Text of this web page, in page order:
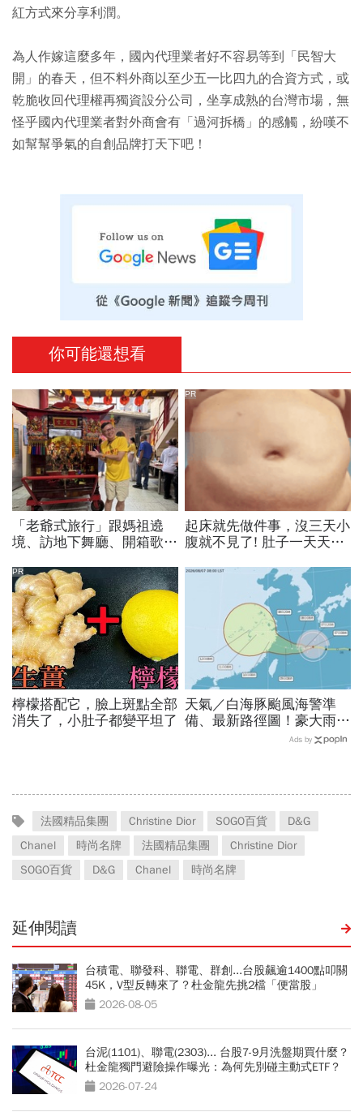
紅方式來分享利潤。
為人作嫁這麼多年，國內代理業者好不容易等到「民智大
開」的春天，但不料外商以至少五一比四九的合資方式，或
乾脆收回代理權再獨資設分公司，坐享成熟的台灣市場，無
怪乎國內代理業者對外商會有「過河拆橋」的感觸，紛嘆不
如幫幫爭氣的自創品牌打天下吧！
你可能還想看
「老爺式旅行」跟媽祖遶
境、訪地下舞廳、開箱歌劇
沈方正：台灣旅行有很多可
能
起床就先做件事，沒三天小
腹就不見了! 肚子一天天變
PR
檸檬搭配它，臉上斑點全部
消失了，小肚子都變平坦了
PR
天氣／白海豚颱風海警準
備、最新路徑圖！豪大雨紫
爆區、影響時間曝光，8/8
Ads by
法國精品集團 Christine Dior SOGO百貨
D&G
Chanel
時尚名牌 法國精品集團
Christine Dior
SOGO百貨
D&G Chanel 時尚名牌
延伸閱讀
台積電、聯發科、聯電、群創...台股飆逾1400點叩關
45K，V型反轉來了？杜金龍先挑2檔「便當股」
2026-08-05
台泥(1101)、聯電(2303)... 台股7-9月洗盤期買什麼？
杜金龍獨門避險操作曝光：為何先別碰主動式ETF？
2026-07-24